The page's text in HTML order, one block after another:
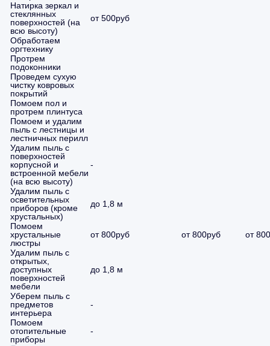
Натирка зеркал и
стеклянных
поверхностей (на
всю высоту)
от 500руб
Обработаем
оргтехнику
Протрем
подоконники
Проведем сухую
чистку ковровых
покрытий
Помоем пол и
протрем плинтуса
Помоем и удалим
пыль с лестницы и
лестничных перилл
Удалим пыль с
поверхностей
корпусной и
встроенной мебели
(на всю высоту)
-
Удалим пыль с
осветительных
приборов (кроме
хрустальных)
до 1,8 м
Помоем
хрустальные
люстры
от 800руб от 800руб
от
Удалим пыль с
открытых,
доступных
поверхностей
мебели
до 1,8 м
Уберем пыль с
предметов
интерьера
-
Помоем
отопительные
приборы
-